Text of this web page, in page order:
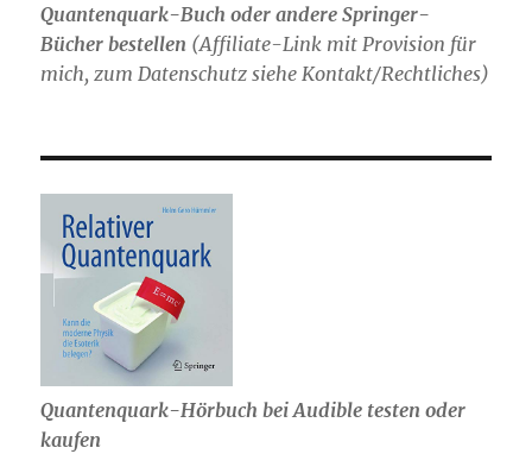
Quantenquark-Buch oder andere Springer-
Bücher bestellen (Affiliate-Link mit Provision für
mich, zum Datenschutz siehe Kontakt/Rechtliches)
Quantenquark-Hörbuch bei Audible testen oder
kaufen